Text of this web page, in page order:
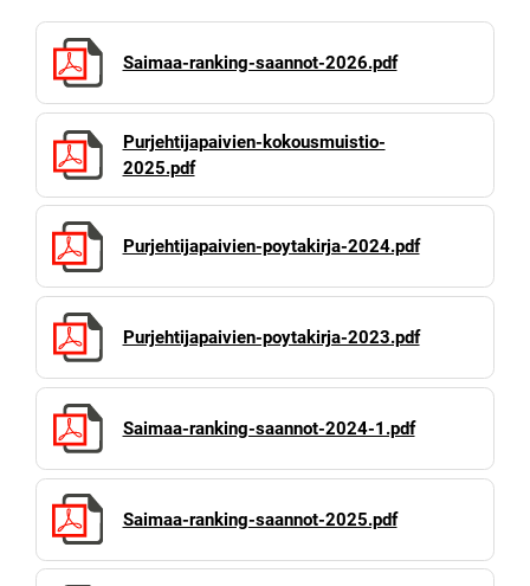
Saimaa-ranking-saannot-2026.pdf
Purjehtijapaivien-kokousmuistio-
2025.pdf
Purjehtijapaivien-poytakirja-2024.pdf
Purjehtijapaivien-poytakirja-2023.pdf
Saimaa-ranking-saannot-2024-1.pdf
Saimaa-ranking-saannot-2025.pdf